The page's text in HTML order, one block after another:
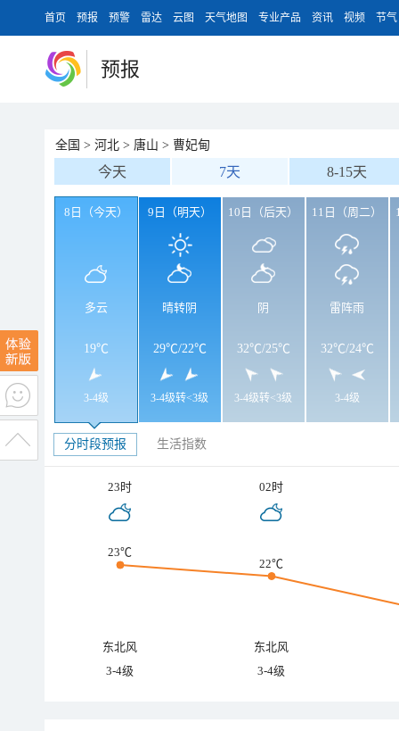
首页 预报 预警 雷达 云图 天气地图 专业产品 资讯 视频 节气
预报
全国 > 河北 > 唐山 > 曹妃甸
今天 7天 8-15天
8日（今天）
多云
19℃
3-4级
9日（明天）
晴转阴
29℃/22℃
3-4级转<3级
10日（后天）
阴
32℃/25℃
3-4级转<3级
11日（周二）
雷阵雨
32℃/24℃
3-4级
分时段预报 生活指数
23时 02时
23℃
22℃
东北风
东北风
3-4级
3-4级